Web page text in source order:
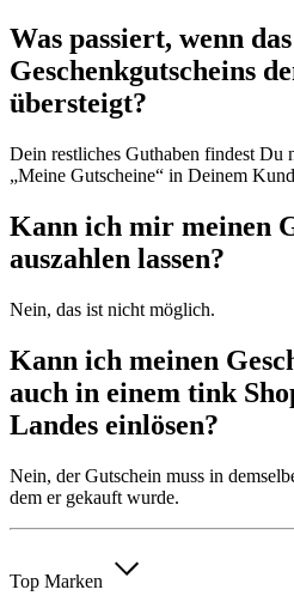
Was passiert, wenn
Geschenkgutscheins
übersteigt?
Dein restliches Guthaben findest Du
„Meine Gutscheine“ in Deinem
Kann ich mir meinen
auszahlen lassen?
Nein, das ist nicht möglich.
Kann ich meinen
auch in einem tink
Landes einlösen?
Nein, der Gutschein muss in
dem er gekauft wurde.
Top Marken